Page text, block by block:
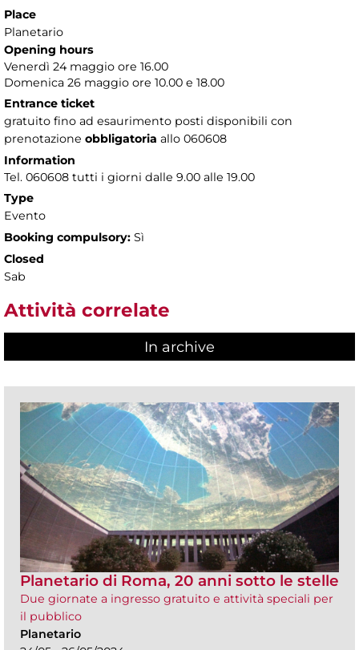
Place
Planetario
Opening hours
Venerdì 24 maggio ore 16.00
Domenica 26 maggio ore 10.00 e 18.00
Entrance ticket
gratuito fino ad esaurimento posti disponibili con
prenotazione obbligatoria allo 060608
Information
Tel. 060608 tutti i giorni dalle 9.00 alle 19.00
Type
Evento
Booking compulsory: Sì
Closed
Sab
Attività correlate
In archive
Planetario di Roma, 20 anni sotto le stelle
Due giornate a ingresso gratuito e attività speciali per
il pubblico
Planetario